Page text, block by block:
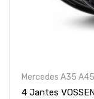
Mercedes A35
4 Jantes